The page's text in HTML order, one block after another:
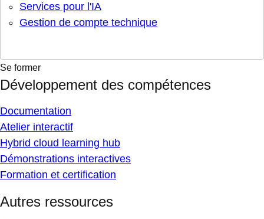
Services pour l'IA
Gestion de compte technique
Se former
Développement des compétences
Documentation
Atelier interactif
Hybrid cloud learning hub
Démonstrations interactives
Formation et certification
Autres ressources